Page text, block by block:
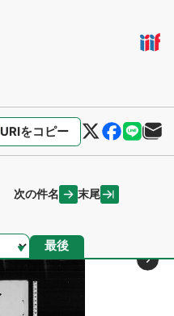
URIをコピー
次の件名 末尾
最後